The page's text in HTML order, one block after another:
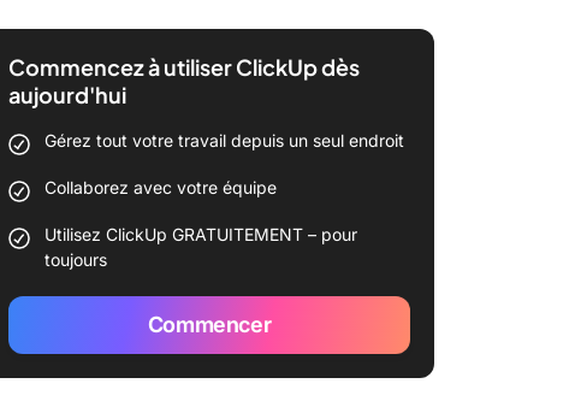
Commencez à utiliser ClickUp dès
aujourd'hui
Gérez tout votre travail depuis un seul endroit
Collaborez avec votre équipe
Utilisez ClickUp GRATUITEMENT – pour
toujours
Commencer